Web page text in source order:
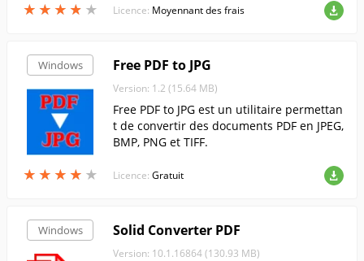
★ ★ ★ ★ ★
★ ★ ★ ★ ★ Licence: Moyennant des frais
Windows
★ ★ ★ ★ ★
★ ★ ★ ★ ★
Free PDF to JPG
Version: 1.2 (15.64 MB)
Free PDF to JPG est un utilitaire permettan
t de convertir des documents PDF en JPEG,
BMP, PNG et TIFF.
Licence: Gratuit
Windows Solid Converter PDF
Version: 10.1.16864 (130.93 MB)